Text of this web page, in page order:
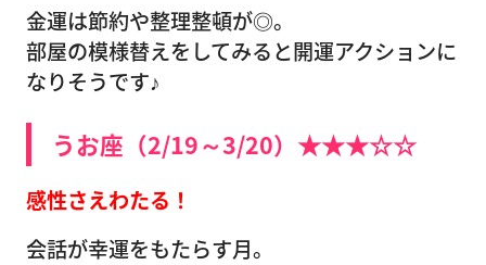
金運は節約や整理整頓が◎。
部屋の模様替えをしてみると開運アクションに
なりそうです♪
うお座（2/19～3/20）★★★☆☆
感性さえわたる！
会話が幸運をもたらす月。